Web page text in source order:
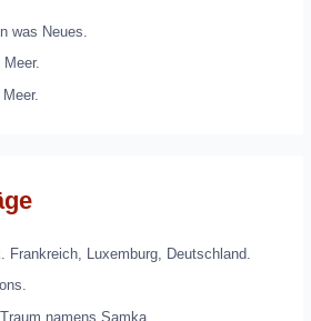
was Neues.
Frankreich, Luxemburg, Deutschland.
namens Samka.